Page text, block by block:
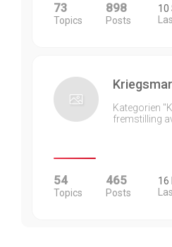
73
Topics
898
Posts
10
Kategorien
fremstilling
54
Topics
465
Posts
16